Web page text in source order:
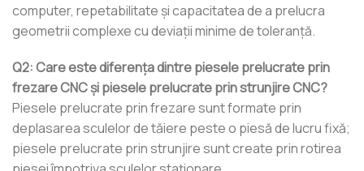
computer, repetabilitate și capacitatea de a prelucra
geometrii complexe cu deviații minime de toleranță.
Q2: Care este diferența dintre piesele prelucrate prin
frezare CNC și piesele prelucrate prin strunjire CNC?
Piesele prelucrate prin frezare sunt formate prin
deplasarea sculelor de tăiere peste o piesă de lucru fixă;
piesele prelucrate prin strunjire sunt create prin rotirea